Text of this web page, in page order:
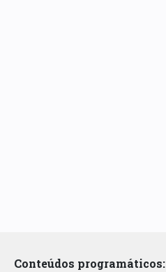
Conteúdos programáticos: